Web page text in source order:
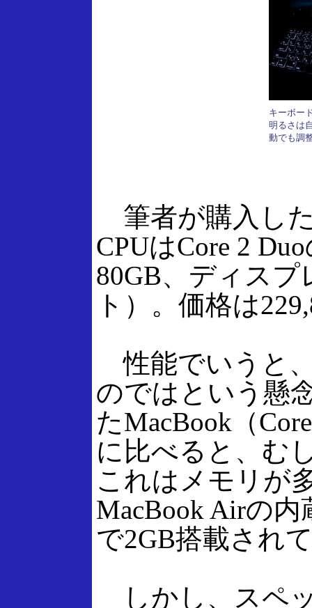
キーボー
明るさは
動でも調
筆者が購入し
CPUはCore 2
80GB、ディスプ
ト）。価格は
性能でいうと
のではという懸
たMacBook（
に比べると、む
これはメモリが
MacBook Airの
で2GB搭載され
しかし、スペ